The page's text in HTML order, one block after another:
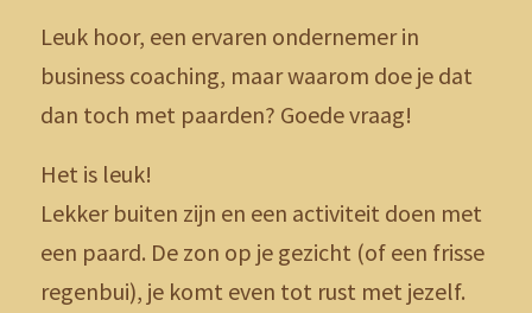
Leuk hoor, een ervaren ondernemer in
business coaching, maar waarom doe je dat
dan toch met paarden? Goede vraag!
Het is leuk!
Lekker buiten zijn en een activiteit doen met
een paard. De zon op je gezicht (of een frisse
regenbui), je komt even tot rust met jezelf.